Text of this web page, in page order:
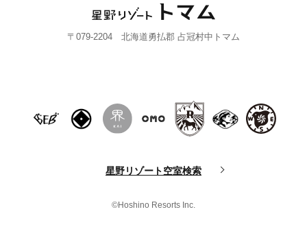
〒079-2204 北海道勇払郡 占冠村中トマム
星野リゾート空室検索
©Hoshino Resorts Inc.